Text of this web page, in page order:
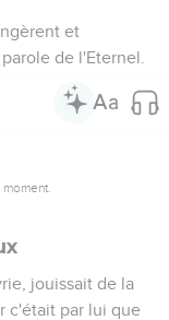
et
de l'Eternel.
jouissait de la
c'était par lui que